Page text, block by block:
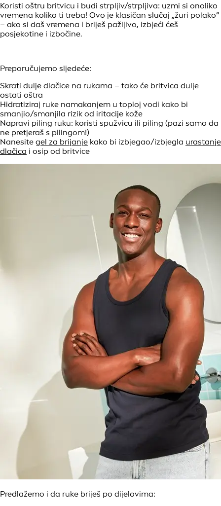
Koristi oštru britvicu i budi strpljiv/strpljiva: uzmi si onoliko
vremena koliko ti treba! Ovo je klasičan slučaj „žuri polako”
– ako si daš vremena i briješ pažljivo, izbjeći ćeš
posjekotine i izbočine.
Preporučujemo sljedeće:
Skrati dulje dlačice na rukama – tako će britvica dulje
ostati oštra
Hidratiziraj ruke namakanjem u toploj vodi kako bi
smanjio/smanjila rizik od iritacije kože
Napravi piling ruku: koristi spužvicu ili piling (pazi samo da
ne pretjeraš s pilingom!)
Nanesite gel za brijanje kako bi izbjegao/izbjegla urastanje
dlačica i osip od britvice
Predlažemo i da ruke briješ po dijelovima: